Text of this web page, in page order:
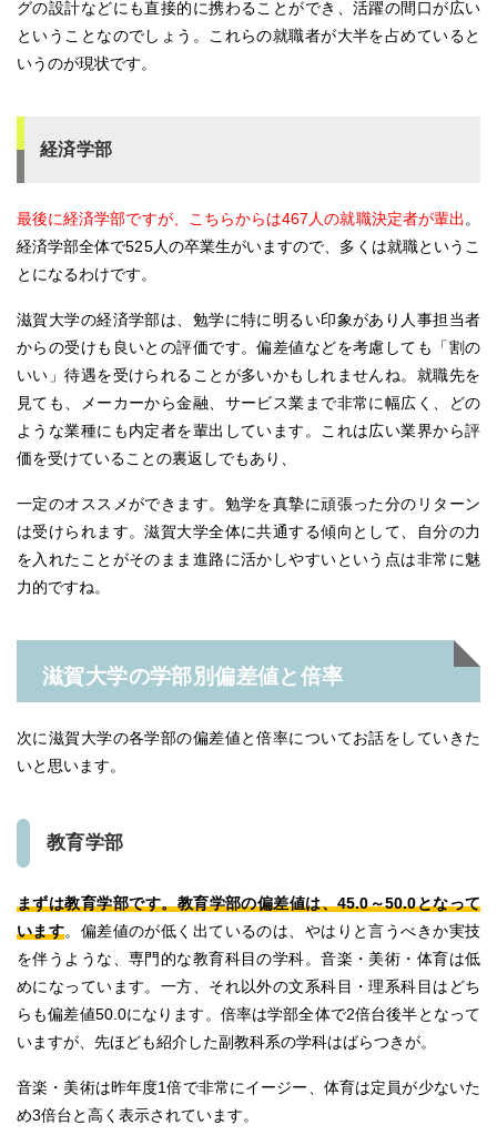
グの設計などにも直接的に携わることができ、活躍の間口が広い
ということなのでしょう。これらの就職者が大半を占めていると
いうのが現状です。
経済学部
最後に経済学部ですが、こちらからは467人の就職決定者が輩出。
経済学部全体で525人の卒業生がいますので、多くは就職というこ
とになるわけです。
滋賀大学の経済学部は、勉学に特に明るい印象があり人事担当者
からの受けも良いとの評価です。偏差値などを考慮しても「割の
いい」待遇を受けられることが多いかもしれませんね。就職先を
見ても、メーカーから金融、サービス業まで非常に幅広く、どの
ような業種にも内定者を輩出しています。これは広い業界から評
価を受けていることの裏返しでもあり、
一定のオススメができます。勉学を真摯に頑張った分のリターン
は受けられます。滋賀大学全体に共通する傾向として、自分の力
を入れたことがそのまま進路に活かしやすいという点は非常に魅
力的ですね。
滋賀大学の学部別偏差値と倍率
次に滋賀大学の各学部の偏差値と倍率についてお話をしていきた
いと思います。
教育学部
まずは教育学部です。教育学部の偏差値は、45.0～50.0となって
います。偏差値のが低く出ているのは、やはりと言うべきか実技
を伴うような、専門的な教育科目の学科。音楽・美術・体育は低
めになっています。一方、それ以外の文系科目・理系科目はどち
らも偏差値50.0になります。倍率は学部全体で2倍台後半となって
いますが、先ほども紹介した副教科系の学科はばらつきが。
音楽・美術は昨年度1倍で非常にイージー、体育は定員が少ないた
め3倍台と高く表示されています。